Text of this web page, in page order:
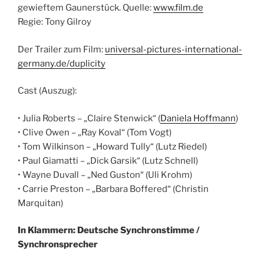
gewieftem Gaunerstück. Quelle:www.film.de
Regie: Tony Gilroy
Der Trailer zum Film: universal-pictures-international-
germany.de/duplicity
Cast (Auszug):
• Julia Roberts – „Claire Stenwick“ (Daniela Hoffmann)
• Clive Owen – „Ray Koval“ (Tom Vogt)
• Tom Wilkinson – „Howard Tully“ (Lutz Riedel)
• Paul Giamatti – „Dick Garsik“ (Lutz Schnell)
• Wayne Duvall – „Ned Guston“ (Uli Krohm)
• Carrie Preston – „Barbara Boffered“ (Christin
Marquitan)
In Klammern: Deutsche Synchronstimme /
Synchronsprecher